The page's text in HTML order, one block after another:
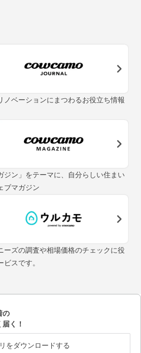
ノベーションにまつわるお役立ち情報
ジン」をテーマに、自分らしい住まい
ブマガジン
ーズの調査や相場価格のチェックに役
スです。
の
く！
をダウンロードする